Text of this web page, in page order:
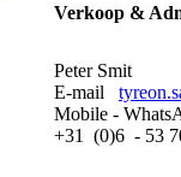
Verkoop &
Peter Smit
E-mail
Mobile -
+31 (0)6 - 53